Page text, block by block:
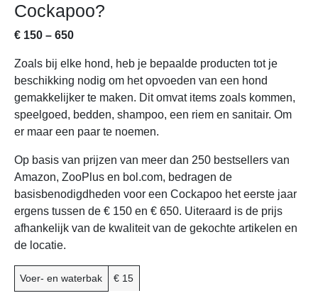
Cockapoo?
€ 150 – 650
Zoals bij elke hond, heb je bepaalde producten tot je
beschikking nodig om het opvoeden van een hond
gemakkelijker te maken. Dit omvat items zoals kommen,
speelgoed, bedden, shampoo, een riem en sanitair. Om
er maar een paar te noemen.
Op basis van prijzen van meer dan 250 bestsellers van
Amazon, ZooPlus en bol.com, bedragen de
basisbenodigdheden voor een Cockapoo het eerste jaar
ergens tussen de € 150 en € 650. Uiteraard is de prijs
afhankelijk van de kwaliteit van de gekochte artikelen en
de locatie.
BENODIGDHEDEN
ACCESSOIRES
GEMIDDELDE
KOSTEN
Voer- en waterbak € 15